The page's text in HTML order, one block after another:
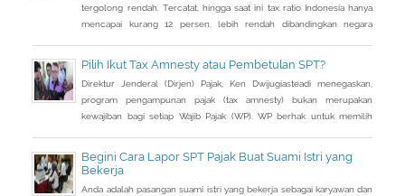
tergolong rendah. Tercatat, hingga saat ini tax ratio Indonesia hanya
mencapai kurang 12 persen, lebih rendah dibandingkan negara
Pilih Ikut Tax Amnesty atau Pembetulan SPT?
Direktur Jenderal (Dirjen) Pajak, Ken Dwijugiasteadi menegaskan,
program pengampunan pajak (tax amnesty) bukan merupakan
kewajiban bagi setiap Wajib Pajak (WP). WP berhak untuk memilih
pengusutan nilai wajar harta.
Begini Cara Lapor SPT Pajak Buat Suami Istri yang
Bekerja
Anda adalah pasangan suami istri yang bekerja sebagai karyawan dan